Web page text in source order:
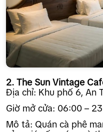
2. The Sun Vintage
Địa chỉ: Khu phố 6, An
Giờ mở cửa: 06:00 –
Mô tả: Quán cà phê